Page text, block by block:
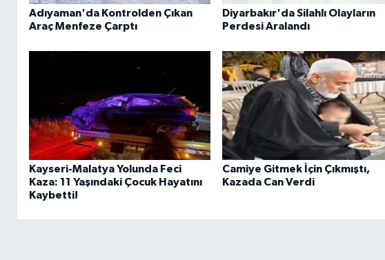
Adıyaman'da Kontrolden Çıkan
Araç Menfeze Çarptı
Diyarbakır'da Silahlı Olayların
Perdesi Aralandı
Kayseri-Malatya Yolunda Feci
Kaza: 11 Yaşındaki Çocuk Hayatını
Kaybetti!
Camiye Gitmek İçin Çıkmıştı,
Kazada Can Verdi